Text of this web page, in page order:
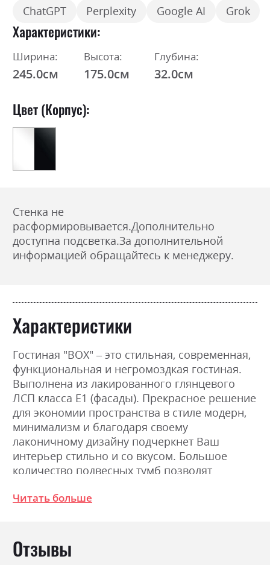
ChatGPT Perplexity Google AI Grok
Характеристики
Ширина:
245.0см
Высота:
175.0см
Глубина:
32.0см
Цвет (Корпус):
Стенка не
расформировывается.Дополнительно
доступна подсветка.За дополнительной
информацией обращайтесь к менеджеру.
Характеристики
Гостиная "ВОХ" – это стильная, современная,
функциональная и негромоздкая гостиная.
Выполнена из лакированного глянцевого
ЛСП класса Е1 (фасады). Прекрасное решение
для экономии пространства в стиле модерн,
минимализм и благодаря своему
лаконичному дизайну подчеркнет Ваш
интерьер стильно и со вкусом. Большое
количество подвесных тумб позволят
использовать пространство рационально.
ультрафиолетовыми лучами ДСП 18 мм
Фурнитура: Механизм открытия Push to Open,
Читать больше
Отзывы